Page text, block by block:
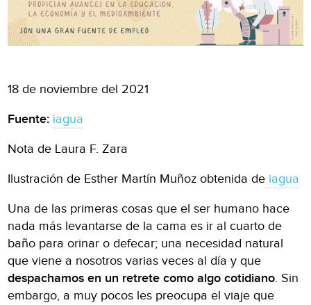
18 de noviembre del 2021
Fuente: iagua
Nota de Laura F. Zara
Ilustración de Esther Martín Muñoz obtenida de iagua
Una de las primeras cosas que el ser humano hace
nada más levantarse de la cama es ir al cuarto de
baño para orinar o defecar; una necesidad natural
que viene a nosotros varias veces al día y que
despachamos en un retrete como algo cotidiano. Sin
embargo, a muy pocos les preocupa el viaje que